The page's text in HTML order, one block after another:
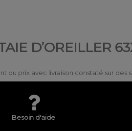
D’OREILLER
ou prix avec livraison constaté sur des
Besoin d'aide